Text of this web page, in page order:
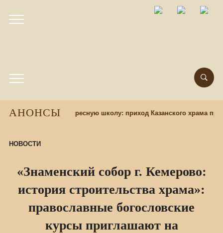
АНОНСЫ
учащихся в воскресную школу: приход Казанского храма
НОВОСТИ
«Знаменский собор г. Кемерово:
история строительства храма»:
православные богословские
курсы приглашают на